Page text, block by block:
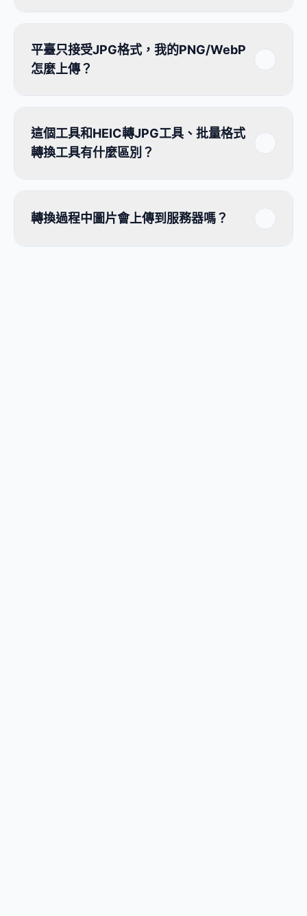
平臺只接受JPG格式，我的PNG/WebP
怎麼上傳？
這個工具和HEIC轉JPG工具、批量格式
轉換工具有什麼區別？
轉換過程中圖片會上傳到服務器嗎？